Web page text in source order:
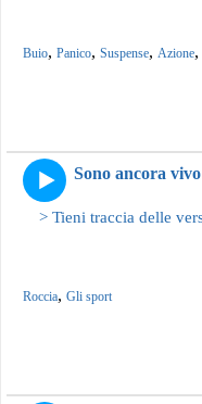
Buio, Panico, Suspense, Azione,
Sono ancora vivo
> Tieni traccia delle
Roccia, Gli sport